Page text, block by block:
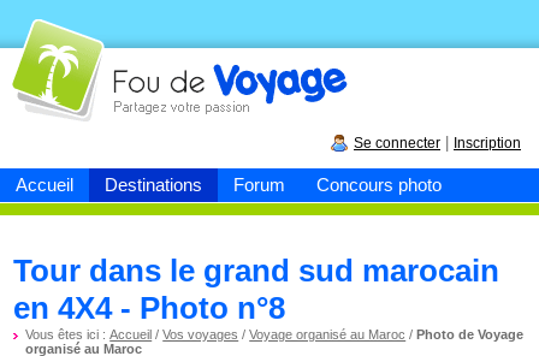
Accueil Destinations Forum Concours photo
Fou devoyage
Se connecter Inscription
Tour dans le grand sud marocain
en 4X4 - Photo n°8
Vous êtes ici :Accueil /Vos voyages /Voyage organisé au Maroc /Photo de Voyage
organisé au Maroc